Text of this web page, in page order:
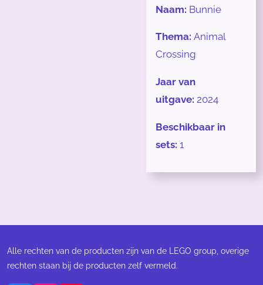
Naam: Bunnie
Thema: Animal
Crossing
Jaar van
uitgave: 2024
Beschikbaar in
sets: 1
Alle rechten van de producten zijn van de LEGO group, overige
rechten staan bij de producten zelf vermeld.